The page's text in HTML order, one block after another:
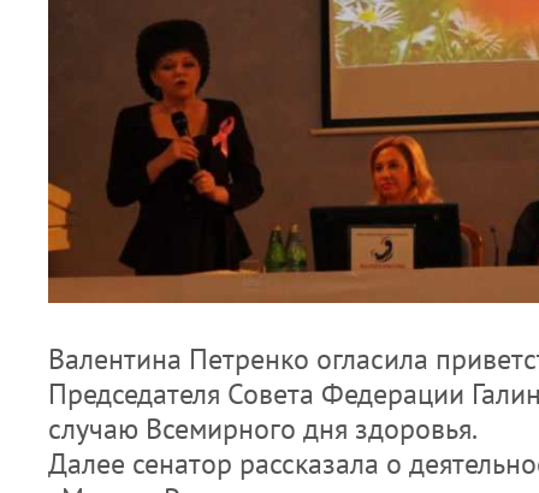
Валентина Петренко огласила
Председателя Совета Федерации
случаю Всемирного дня здоровья.
Далее сенатор рассказала о